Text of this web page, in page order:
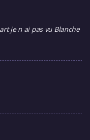
je n ai pas vu Blanche